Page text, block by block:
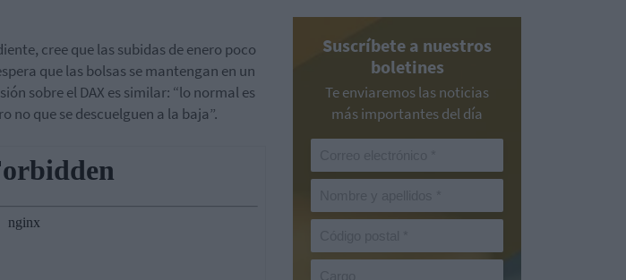
cree que las subidas de enero poco
que las bolsas se mantengan en un
sobre el DAX es similar: “lo normal es
no que se descuelguen a la baja”.
Suscríbete a nuestros
boletines
Te enviaremos las noticias
más importantes del día